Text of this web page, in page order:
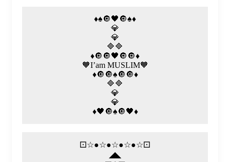
♦️♠️🔘🖤🔘♠️♦️
💎
💎
🔷🔷
♦️🔘🔘🖤🔘🔘♦️
🧡I’am MUSLIM​🧡
♦️🔘🔘♠️🔘🔘♦️
🔷🔷
💎
💎
♦️🖤🔘♠️🔘🖤♦️
⚀☆●☆●☆●☆●☆⚀
◢◣